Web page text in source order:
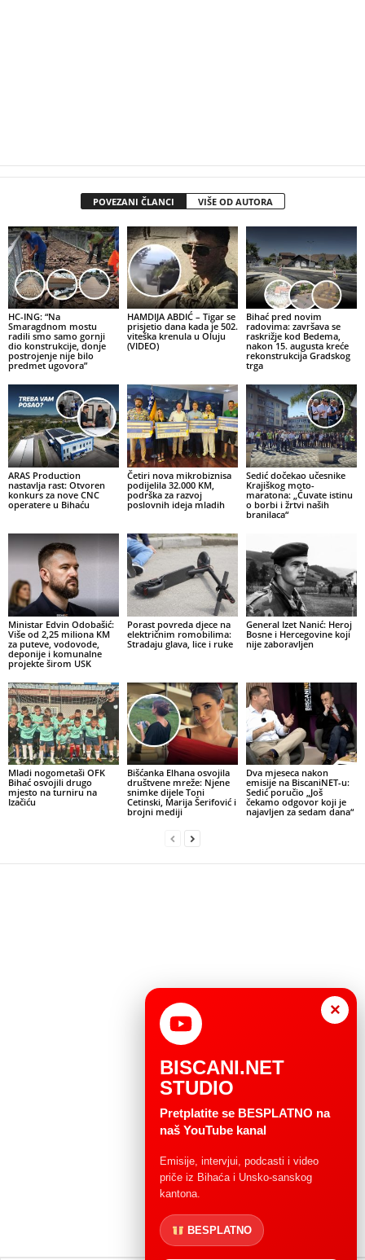
POVEZANI ČLANCI VIŠE OD AUTORA
HC-ING: “Na
Smaragdnom mostu
radili smo samo gornji
dio konstrukcije, donje
postrojenje nije bilo
predmet ugovora”
HAMDIJA ABDIĆ – Tigar se
prisjetio dana kada je 502.
viteška krenula u Oluju
(VIDEO)
Bihać pred novim
radovima: završava se
raskrižje kod Bedema,
nakon 15. augusta kreće
rekonstrukcija Gradskog
trga
ARAS Production
nastavlja rast: Otvoren
konkurs za nove CNC
operatere u Bihaću
Četiri nova mikrobiznisa
podijelila 32.000 KM,
podrška za razvoj
poslovnih ideja mladih
Sedić dočekao učesnike
Krajiškog moto-
maratona: „Čuvate istinu
o borbi i žrtvi naših
branilaca“
Ministar Edvin Odobašić:
Više od 2,25 miliona KM
za puteve, vodovode,
deponije i komunalne
projekte širom USK
Porast povreda djece na
električnim romobilima:
Stradaju glava, lice i ruke
General Izet Nanić: Heroj
Bosne i Hercegovine koji
nije zaboravljen
Mladi nogometaši OFK
Bihać osvojili drugo
mjesto na turniru na
Izačiću
Bišćanka Elhana osvojila
društvene mreže: Njene
snimke dijele Toni
Cetinski, Marija Šerifović i
brojni mediji
Dva mjeseca nakon
emisije na BiscaniNET-u:
Sedić poručio „Još
čekamo odgovor koji je
najavljen za sedam dana“
×
BISCANI.NET
STUDIO
Pretplatite se BESPLATNO na
naš YouTube kanal
Emisije, intervjui, podcasti i video
priče iz Bihaća i Unsko-sanskog
kantona.
BESPLATNO